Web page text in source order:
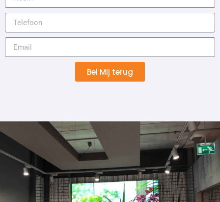
Bel Mij terug